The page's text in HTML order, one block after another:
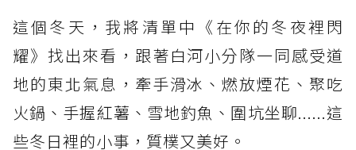
這個冬天，我將清單中《在你的冬夜裡閃
耀》找出來看，跟著白河小分隊一同感受道
地的東北氣息，牽手滑冰、燃放煙花、聚吃
火鍋、手握紅薯、雪地釣魚、圍坑坐聊......這
些冬日裡的小事，質樸又美好。